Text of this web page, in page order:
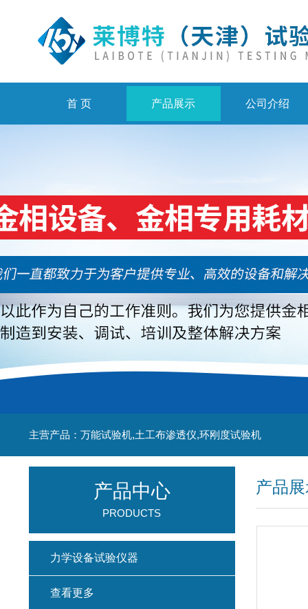
首 页 产品展示 公司介绍
主营产品：万能试验机,土工布渗透仪,环刚度试验机
产品
产品中心
PRODUCTS
力学设备试验仪器
查看更多